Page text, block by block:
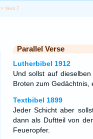
> Vers 7
Parallel Verse
Lutherbibel 1912
Und sollst auf
Broten zum Gedächtnis,
Textbibel 1899
Jeder Schicht aber
dann als Duftteil von
Feueropfer.